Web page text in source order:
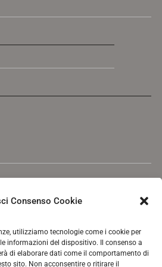
Consenso Cookie
utilizziamo tecnologie come i cookie per
informazioni del dispositivo. Il consenso a
di elaborare dati come il comportamento di
sito. Non acconsentire o ritirare il
Contatti